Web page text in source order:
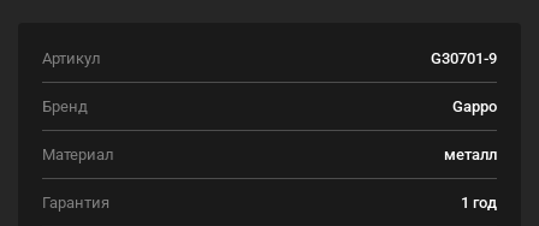
Артикул G30701-9
Бренд Gappo
Материал металл
Гарантия
1 год